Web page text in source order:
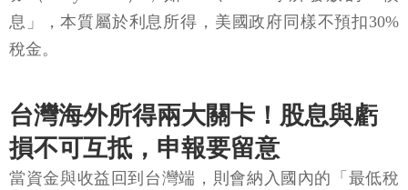
息」，本質屬於利息所得，美國政府同樣不預扣30%
稅金。
台灣海外所得兩大關卡！股息與虧
損不可互抵，申報要留意
當資金與收益回到台灣端，則會納入國內的「最低稅